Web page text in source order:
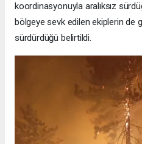
koordinasyonuyla aralıksız
bölgeye sevk edilen ekiplerin de
sürdürdüğü belirtildi.